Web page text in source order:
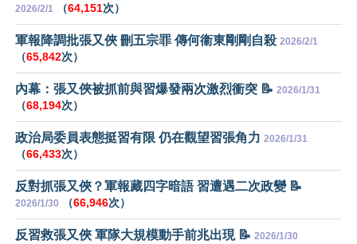
2026/2/1 （64,151次）
軍報降調批張又俠 刪五宗罪 傳何衞東剛剛自殺 2026/2/1
（65,842次）
內幕：張又俠被抓前與習爆發兩次激烈衝突 📝 2026/1/31
（68,194次）
政治局委員表態挺習有限 仍在觀望習張角力 2026/1/31
（66,433次）
反對抓張又俠？軍報藏四字暗語 習遭遇二次政變 📝
2026/1/30 （66,946次）
反習救張又俠 軍隊大規模動手前兆出現 📝 2026/1/30